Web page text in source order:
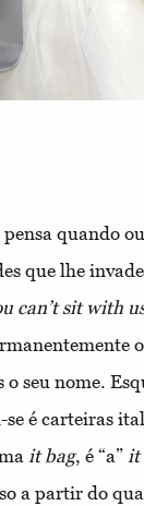
quando
que lhe
can’t sit with
seu nome.
é carteiras
it bag, é “a” it
a partir do